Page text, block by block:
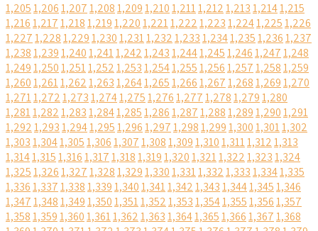
1,2051,2061,2071,2081,2091,2101,2111,2121,2131,2141,215
1,2161,2171,2181,2191,2201,2211,2221,2231,2241,2251,226
1,2271,2281,2291,2301,2311,2321,2331,2341,2351,2361,237
1,2381,2391,2401,2411,2421,2431,2441,2451,2461,2471,248
1,2491,2501,2511,2521,2531,2541,2551,2561,2571,2581,259
1,2601,2611,2621,2631,2641,2651,2661,2671,2681,2691,270
1,2711,2721,2731,2741,2751,2761,2771,2781,2791,280
1,2811,2821,2831,2841,2851,2861,2871,2881,2891,2901,291
1,2921,2931,2941,2951,2961,2971,2981,2991,3001,3011,302
1,3031,3041,3051,3061,3071,3081,3091,3101,3111,3121,313
1,3141,3151,3161,3171,3181,3191,3201,3211,3221,3231,324
1,3251,3261,3271,3281,3291,3301,3311,3321,3331,3341,335
1,3361,3371,3381,3391,3401,3411,3421,3431,3441,3451,346
1,3471,3481,3491,3501,3511,3521,3531,3541,3551,3561,357
1,3581,3591,3601,3611,3621,3631,3641,3651,3661,3671,368